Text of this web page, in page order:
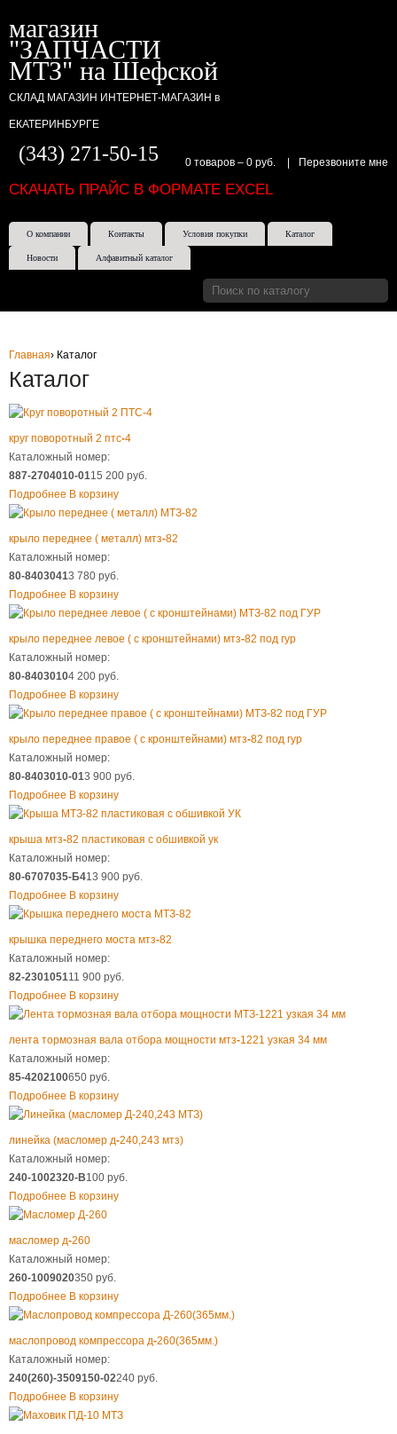
магазин
"ЗАПЧАСТИ
МТЗ" на Шефской
СКЛАД МАГАЗИН ИНТЕРНЕТ-МАГАЗИН в
ЕКАТЕРИНБУРГЕ
0 товаров – 0 руб. Перезвоните мне
(343) 271-50-15
СКАЧАТЬ ПРАЙС В ФОРМАТЕ EXCEL
О компании Контакты Условия покупки Каталог
Новости Алфавитный каталог
Главная› Каталог
Каталог
круг поворотный 2 птс-4
Каталожный номер:
887-2704010-0115 200 руб.
Подробнее В корзину
крыло переднее ( металл) мтз-82
Каталожный номер:
80-84030413 780 руб.
Подробнее В корзину
крыло переднее левое ( с кронштейнами) мтз-82 под гур
Каталожный номер:
80-84030104 200 руб.
Подробнее В корзину
крыло переднее правое ( с кронштейнами) мтз-82 под гур
Каталожный номер:
80-8403010-013 900 руб.
Подробнее В корзину
крыша мтз-82 пластиковая с обшивкой ук
Каталожный номер:
80-6707035-Б413 900 руб.
Подробнее В корзину
крышка переднего моста мтз-82
Каталожный номер:
82-230105111 900 руб.
Подробнее В корзину
лента тормозная вала отбора мощности мтз-1221 узкая 34 мм
Каталожный номер:
85-4202100650 руб.
Подробнее В корзину
линейка (масломер д-240,243 мтз)
Каталожный номер:
240-1002320-В100 руб.
Подробнее В корзину
масломер д-260
Каталожный номер:
260-1009020350 руб.
Подробнее В корзину
маслопровод компрессора д-260(365мм.)
Каталожный номер:
240(260)-3509150-02240 руб.
Подробнее В корзину